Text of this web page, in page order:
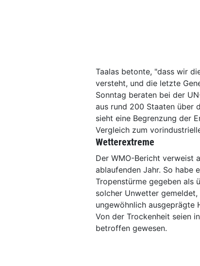
Taalas betonte, "dass wir
versteht, und die letzte
Sonntag beraten bei der
aus rund 200 Staaten über
sieht eine Begrenzung der
Vergleich zum
Wetterextreme
Der WMO-Bericht verweist
ablaufenden Jahr. So habe
Tropenstürme gegeben als
solcher Unwetter
ungewöhnlich ausgeprägte
Von der Trockenheit seien
betroffen gewesen.